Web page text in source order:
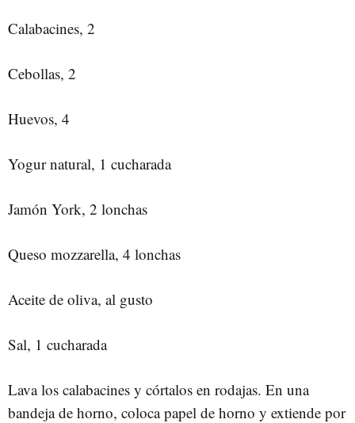
Calabacines, 2
Cebollas, 2
Huevos, 4
Yogur natural, 1 cucharada
Jamón York, 2 lonchas
Queso mozzarella, 4 lonchas
Aceite de oliva, al gusto
Sal, 1 cucharada
Lava los calabacines y córtalos en rodajas. En una
bandeja de horno, coloca papel de horno y extiende por